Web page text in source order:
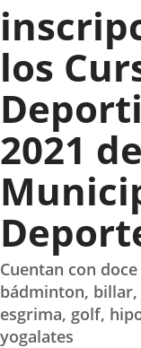
los
2021
Cuentan con
bádminton, billar,
esgrima, golf,
yogalates